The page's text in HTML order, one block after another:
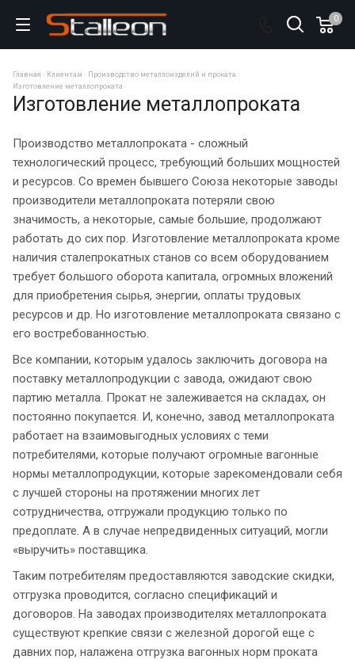
0
Главная Клиентам
Производство металлоизделий и проката
Изготовление металлопроката
Изготовление металлопроката
Производство металлопроката - сложный
технологический процесс, требующий больших мощностей
и ресурсов. Со времен бывшего Союза некоторые заводы
производители металлопроката потеряли свою
значимость, а некоторые, самые большие, продолжают
работать до сих пор. Изготовление металлопроката кроме
наличия сталепрокатных станов со всем оборудованием
требует большого оборота капитала, огромных вложений
для приобретения сырья, энергии, оплаты трудовых
ресурсов и др. Но изготовление металлопроката связано с
его востребованностью.
Все компании, которым удалось заключить договора на
поставку металлопродукции с завода, ожидают свою
партию металла. Прокат не залеживается на складах, он
постоянно покупается. И, конечно, завод металлопроката
работает на взаимовыгодных условиях с теми
потребителями, которые получают огромные вагонные
нормы металлопродукции, которые зарекомендовали себя
с лучшей стороны на протяжении многих лет
сотрудничества, отгружали продукцию только по
предоплате. А в случае непредвиденных ситуаций, могли
«выручить» поставщика.
Таким потребителям предоставляются заводские скидки,
отгрузка проводится, согласно спецификаций и
договоров. На заводах производителях металлопроката
существуют крепкие связи с железной дорогой еще с
давних пор, налажена отгрузка вагонных норм проката